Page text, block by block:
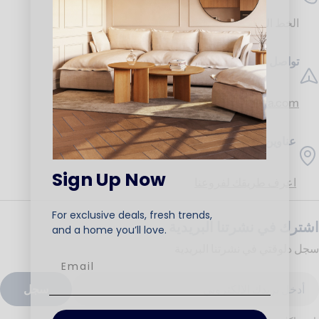
الخط الساخن:17453
تواصل معنا
support@ariika.com
عناوين الفروع
اعرف طريقك لفروعنا
اشترك في نشرتنا البريدية
سجل دلوقتي في نشرتنا البريدية
سجل
Sign Up Now
For exclusive deals, fresh trends,
and a home you’ll love.